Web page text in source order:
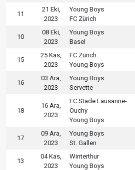
11
21 Eki,
2023
Young Boys
FC Zürich
10
08 Eki,
2023
Young Boys
Basel
15
25 Kas,
2023
FC Zürich
Young Boys
16
03 Ara,
2023
Young Boys
Servette
18
16 Ara,
2023
FC Stade Lausanne-
Ouchy
Young Boys
17
09 Ara,
2023
Young Boys
St. Gallen
13
04 Kas,
2023
Winterthur
Young Boys